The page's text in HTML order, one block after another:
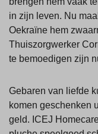
in zijn leven. Nu
Oekraïne hem
Thuiszorgwerker
te bemoedigen zijn
Gebaren van liefde
komen geschenken
geld. ICEJ